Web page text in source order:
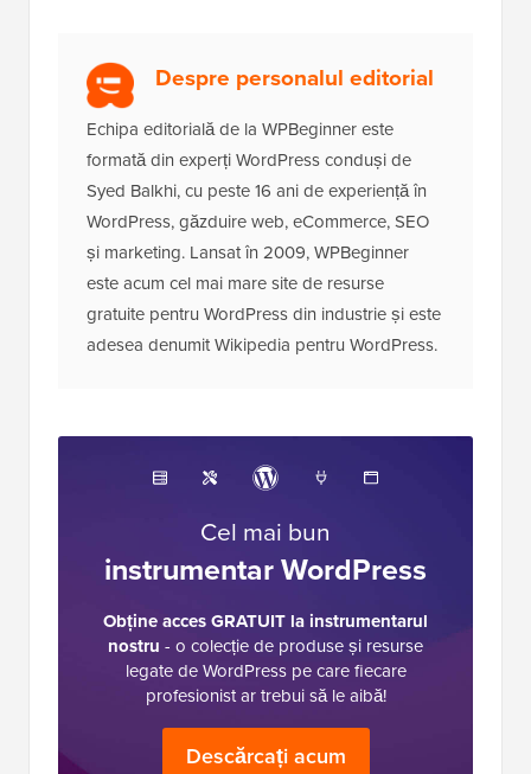
Despre personalul editorial
Echipa editorială de la WPBeginner este
formată din experți WordPress conduși de
Syed Balkhi, cu peste 16 ani de experiență în
WordPress, găzduire web, eCommerce, SEO
și marketing. Lansat în 2009, WPBeginner
este acum cel mai mare site de resurse
gratuite pentru WordPress din industrie și este
adesea denumit Wikipedia pentru WordPress.
Cel mai bun
instrumentar WordPress
Obține acces GRATUIT la instrumentarul
nostru - o colecție de produse și resurse
legate de WordPress pe care fiecare
profesionist ar trebui să le aibă!
Descărcați acum